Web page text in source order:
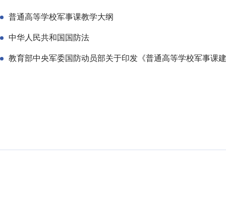
普通高等学校军事课教学大纲
中华人民共和国国防法
教育部中央军委国防动员部关于印发《普通高等学校军事课